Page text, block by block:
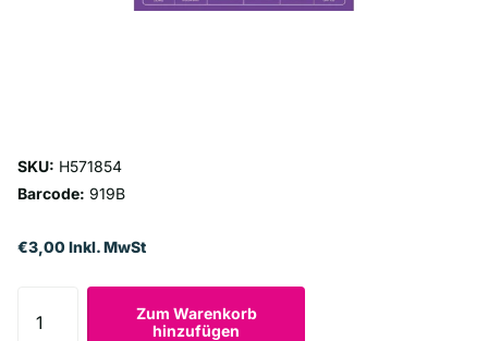
SKU: H571854
Barcode: 919B
€3,00 Inkl. MwSt
Zum Warenkorb
hinzufügen